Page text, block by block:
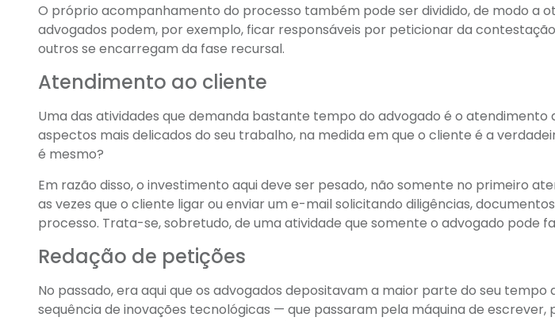
O próprio acompanhamento do processo também pode ser dividido, de modo a
advogados podem, por exemplo, ficar responsáveis por peticionar da
outros se encarregam da fase recursal.
Atendimento ao cliente
Uma das atividades que demanda bastante tempo do advogado é o atendimento
aspectos mais delicados do seu trabalho, na medida em que o cliente é a
é mesmo?
Em razão disso, o investimento aqui deve ser pesado, não somente no primeiro
as vezes que o cliente ligar ou enviar um e-mail solicitando diligências,
processo. Trata-se, sobretudo, de uma atividade que somente o advogado pode
Redação de petições
No passado, era aqui que os advogados depositavam a maior parte do seu
sequência de inovações tecnológicas — que passaram pela máquina de escrever,